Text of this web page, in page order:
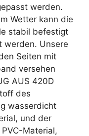
werden.
Wetter kann die
stabil befestigt
werden. Unsere
Seiten mit
versehen
AUS 420D
des
wasserdicht
und der
Material,